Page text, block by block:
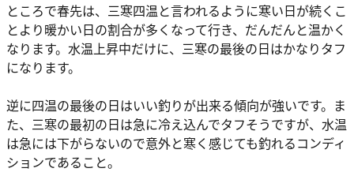
ところで春先は、三寒四温と言われるように寒い日が続くこ
とより暖かい日の割合が多くなって行き、だんだんと温かく
なります。水温上昇中だけに、三寒の最後の日はかなりタフ
になります。
逆に四温の最後の日はいい釣りが出来る傾向が強いです。ま
た、三寒の最初の日は急に冷え込んでタフそうですが、水温
は急には下がらないので意外と寒く感じても釣れるコンディ
ションであること。